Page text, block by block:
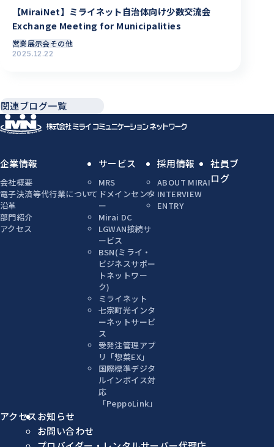
【MiraiNet】ミライネット自治体向け少数交流会
Exchange Meeting for Municipalities
営業展示会その他
2025.12.22
関連ブログ一覧
企業情報
会社概要
電子決済等代行業について
沿革
部門紹介
アクセス
サービス
MRS
ドメインセンタ
ー
Mirai DC
LGWAN接続サ
ービス
BSN(ミライ・
ビジネスサポー
トネットワー
ク)
ミライネット
七宗町光インタ
ーネットサービ
ス
受発注管理アプ
リ「惣菜EX」
国際標準デジタ
ルインボイス対
応
「PeppoLink」
採用情報
ABOUT MIRAI
INTERVIEW
ENTRY
社員ブ
ログ
アクセスお知らせ
お問い合わせ